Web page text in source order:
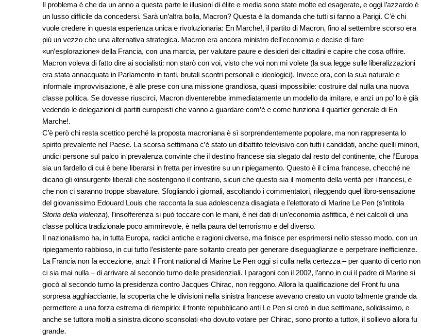
Il problema è che da un anno a questa parte le illusioni di élite e media sono state molte ed esagerate, e oggi l’azzardo è
un lusso difficile da concedersi. Sarà un’altra bolla, Macron? Questa è la domanda che tutti si fanno a Parigi. C’è chi
vuole credere in questa esperienza unica e rivoluzionaria: En Marche!, il partito di Macron, fino al settembre scorso era
più un vezzo che una alternativa strategica. Macron era ancora ministro dell’economia e decise di fare
«un’esplorazione» della Francia, con una marcia, per valutare paure e desideri dei cittadini e capire che cosa offrire.
Macron voleva di fatto dire ai socialisti: non starò con voi, visto che voi non mi volete (la sua legge sulle liberalizzazioni
era stata annacquata in Parlamento in tanti, brutali scontri personali e ideologici). Invece ora, con la sua naturale e
informale improvvisazione, è alle prese con una missione grandiosa, quasi impossibile: costruire dal nulla una nuova
classe politica. Se dovesse riuscirci, Macron diventerebbe immediatamente un modello da imitare, e anzi un po’ lo è già
vedendo le delegazioni di partiti europeisti che vanno a guardare com’è e come funziona il quartier generale di En
Marche!.
C’è però chi resta scettico perché la proposta macroniana è sì sorprendentemente popolare, ma non rappresenta lo
spirito prevalente nel Paese. La scorsa settimana c’è stato un dibattito televisivo con tutti i candidati, anche quelli minori,
undici persone sul palco in prevalenza convinte che il destino francese sia slegato dal resto del continente, che l’Europa
sia un fardello di cui è bene liberarsi in fretta per investire su un ripiegamento. Questo è il clima francese, checché ne
dicano gli «insurgent» liberali che sostengono il contrario, sicuri che questo sia il momento della verità per i francesi, e
che non ci saranno troppe sbavature. Sfogliando i giornali, ascoltando i commentatori, rileggendo quel libro-sensazione
del giovanissimo Edouard Louis che racconta la sua adolescenza disagiata e l’elettorato di Marine Le Pen (s’intitola
Storia della violenza), l’insofferenza si può toccare con le mani, è nei dati di un’economia asfittica, è nei calcoli di una
classe politica tradizionale poco ammirevole, è nella paura del terrorismo e del diverso.
Il nazionalismo ha, in tutta Europa, radici antiche e ragioni diverse, ma finisce per esprimersi nello stesso modo, con un
ripiegamento rabbioso, in cui tutto l’esistente pare soltanto creato per generare diseguaglianze e perpetrare inefficienze.
La Francia non fa eccezione, anzi: il Front national di Marine Le Pen oggi si culla nella certezza – per quanto di certo non
ci sia mai nulla – di arrivare al secondo turno delle presidenziali. I paragoni con il 2002, l’anno in cui il padre di Marine si
giocò al secondo turno la presidenza contro Jacques Chirac, non reggono. Allora la qualificazione del Front fu una
sorpresa agghiacciante, la scoperta che le divisioni nella sinistra francese avevano creato un vuoto talmente grande da
permettere a una forza estrema di riempirlo: il fronte repubblicano anti Le Pen si creò in due settimane, solidissimo, e
anche se tuttora molti a sinistra dicono sconsolati «ho dovuto votare per Chirac, sono pronto a tutto», il sollievo allora fu
grande.